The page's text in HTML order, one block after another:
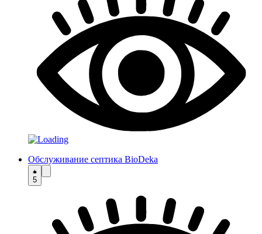
Обслуживание септика BioDeka
5